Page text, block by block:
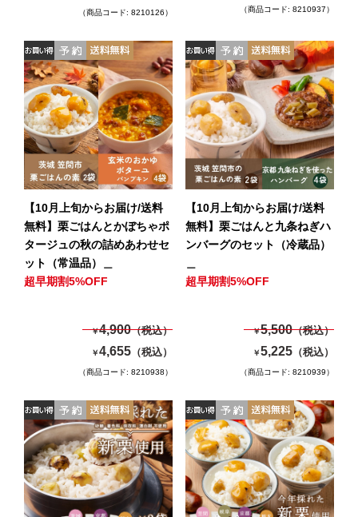
（商品コード: 8210126） （商品コード: 8210937）
【10月上旬からお届け/送料
無料】栗ごはんとかぼちゃポ
タージュの秋の詰めあわせセ
ット（常温品）＿
超早期割5%OFF
￥4,900（税込）
￥4,655 （税込）
（商品コード: 8210938）
【10月上旬からお届け/送料
無料】栗ごはんと九条ねぎハ
ンバーグのセット（冷蔵品）
超早期割5%OFF
￥5,500（税込）
￥5,225 （税込）
（商品コード: 8210939）